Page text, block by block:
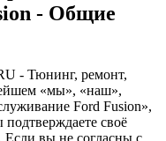
- Общие
- Тюнинг, ремонт,
«мы», «наш»,
Ford Fusion»,
своё